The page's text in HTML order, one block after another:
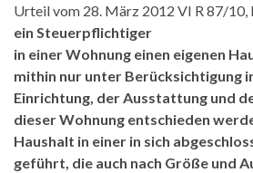
Urteil vom 28. März 2012 VI R 87/10,
ein Steuerpflichtiger
in einer Wohnung einen eigenen
mithin nur unter Berücksichtigung
Einrichtung, der Ausstattung und
dieser Wohnung entschieden
Haushalt in einer in sich
geführt, die auch nach Größe und